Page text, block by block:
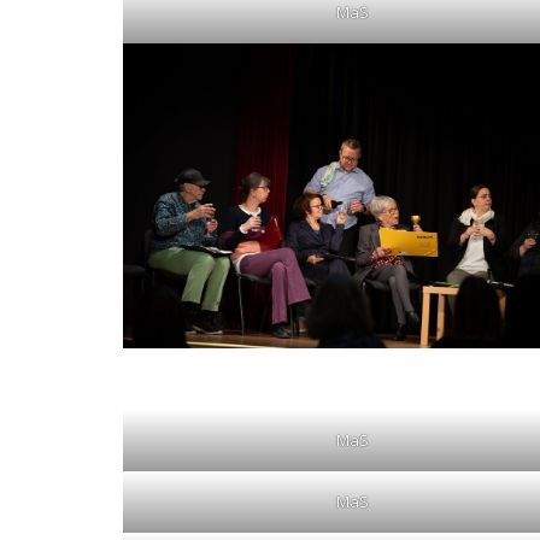
MaS
MaS
MaS